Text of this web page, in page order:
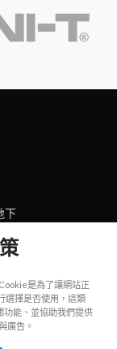
下
rights reserved.
是為了讓網站正
選擇是否使用，這類
功能、並協助我們提供
廣告。